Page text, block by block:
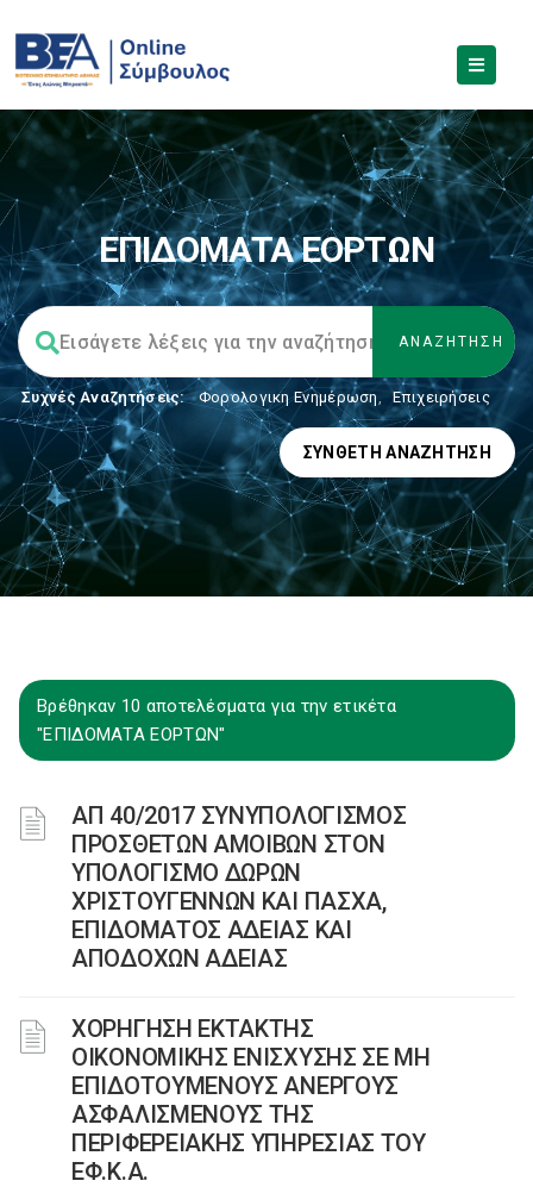
ΕΠΙΔΟΜΑΤΑ ΕΟΡΤΩΝ
Συχνές Αναζητήσεις: Φορολογικη Ενημέρωση, Επιχειρήσεις
ΣΎΝΘΕΤΗ ΑΝΑΖΉΤΗΣΗ
Βρέθηκαν 10 αποτελέσματα για την ετικέτα
"ΕΠΙΔΟΜΑΤΑ ΕΟΡΤΩΝ"
ΑΠ 40/2017 ΣΥΝΥΠΟΛΟΓΙΣΜΟΣ
ΠΡΟΣΘΕΤΩΝ ΑΜΟΙΒΩΝ ΣΤΟΝ
ΥΠΟΛΟΓΙΣΜΟ ΔΩΡΩΝ
ΧΡΙΣΤΟΥΓΕΝΝΩΝ ΚΑΙ ΠΑΣΧΑ,
ΕΠΙΔΟΜΑΤΟΣ ΑΔΕΙΑΣ ΚΑΙ
ΑΠΟΔΟΧΩΝ ΑΔΕΙΑΣ
ΧΟΡΗΓΗΣΗ ΕΚΤΑΚΤΗΣ
ΟΙΚΟΝΟΜΙΚΗΣ ΕΝΙΣΧΥΣΗΣ ΣΕ ΜΗ
ΕΠΙΔΟΤΟΥΜΕΝΟΥΣ ΑΝΕΡΓΟΥΣ
ΑΣΦΑΛΙΣΜΕΝΟΥΣ ΤΗΣ
ΠΕΡΙΦΕΡΕΙΑΚΗΣ ΥΠΗΡΕΣΙΑΣ ΤΟΥ
ΕΦ.Κ.Α.